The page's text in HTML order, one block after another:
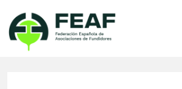
content